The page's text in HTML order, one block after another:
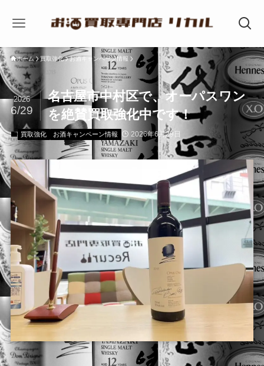
ホーム 買取強化 お酒キャンペーン情報
名古屋市中村区で、オーパスワン
を絶賛買取強化中です！
2026
6/29
買取強化 お酒キャンペーン情報 2026年6月29日